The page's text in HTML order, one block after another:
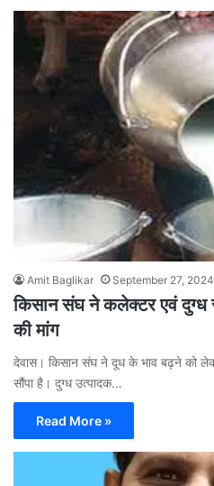
Amit Baglikar September 27, 2024
किसान संघ ने कलेक्टर एवं
की मांग
देवास। किसान संघ ने दूध के भाव बढ़ने को
सौंपा है। दुग्ध उत्पादक…
Read More »